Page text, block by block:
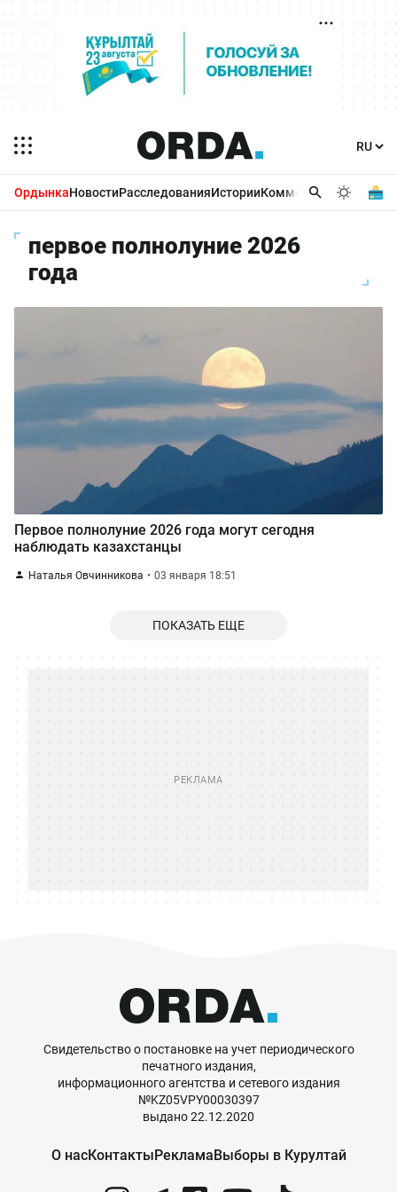
ОрдынкаНовостиРасследованияИсторииКомментарииБизнес
первое полнолуние 2026
года
Первое полнолуние 2026 года могут сегодня
наблюдать казахстанцы
Наталья Овчинникова 03 января 18:51
ПОКАЗАТЬ ЕЩЕ
Свидетельство о постановке на учет периодического
печатного издания,
информационного агентства и сетевого издания
№KZ05VPY00030397
выдано 22.12.2020
О насКонтактыРекламаВыборы в Курултай